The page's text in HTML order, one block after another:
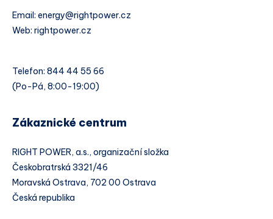
Email: energy@rightpower.cz
Web: rightpower.cz
Telefon: 844 44 55 66
(Po-Pá, 8:00-19:00)
Zákaznické centrum
RIGHT POWER, a.s., organizační složka
Českobratrská 3321/46
Moravská Ostrava, 702 00 Ostrava
Česká republika